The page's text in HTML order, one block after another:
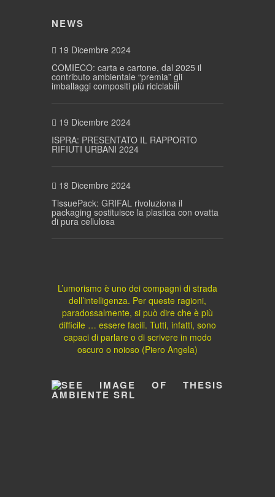
NEWS
19 Dicembre 2024
COMIECO: carta e cartone, dal 2025 il
contributo ambientale “premia” gli
imballaggi compositi più riciclabili
19 Dicembre 2024
ISPRA: PRESENTATO IL RAPPORTO
RIFIUTI URBANI 2024
18 Dicembre 2024
TissuePack: GRIFAL rivoluziona il
packaging sostituisce la plastica con ovatta
di pura cellulosa
L’umorismo è uno dei compagni di strada
dell’intelligenza. Per queste ragioni,
paradossalmente, si può dire che è più
difficile … essere facili. Tutti, infatti, sono
capaci di parlare o di scrivere in modo
oscuro o noioso (Piero Angela)